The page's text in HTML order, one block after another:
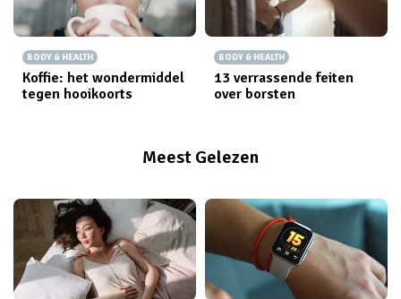
BODY & HEALTH
Koffie: het wondermiddel
tegen hooikoorts
BODY & HEALTH
13 verrassende feiten
over borsten
Meest Gelezen